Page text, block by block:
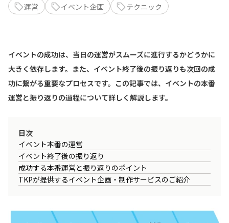
運営 イベント企画 テクニック
イベントの成功は、当日の運営がスムーズに進行するかどうかに
大きく依存します。また、イベント終了後の振り返りも次回の成
功に繋がる重要なプロセスです。この記事では、イベントの本番
運営と振り返りの過程について詳しく解説します。
目次
イベント本番の運営
イベント終了後の振り返り
成功する本番運営と振り返りのポイント
TKPが提供するイベント企画・制作サービスのご紹介